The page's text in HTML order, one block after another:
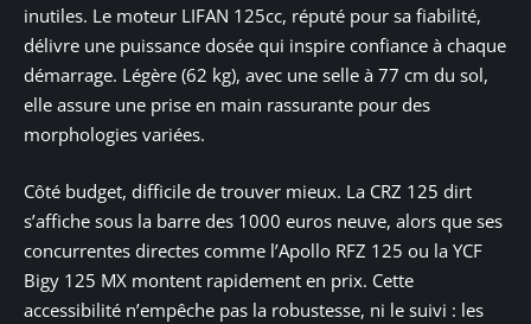
inutiles. Le moteur LIFAN 125cc, réputé pour sa fiabilité,
délivre une puissance dosée qui inspire confiance à chaque
démarrage. Légère (62 kg), avec une selle à 77 cm du sol,
elle assure une prise en main rassurante pour des
morphologies variées.
Côté budget, difficile de trouver mieux. La CRZ 125 dirt
s’affiche sous la barre des 1000 euros neuve, alors que ses
concurrentes directes comme l’Apollo RFZ 125 ou la YCF
Bigy 125 MX montent rapidement en prix. Cette
accessibilité n’empêche pas la robustesse, ni le suivi : les